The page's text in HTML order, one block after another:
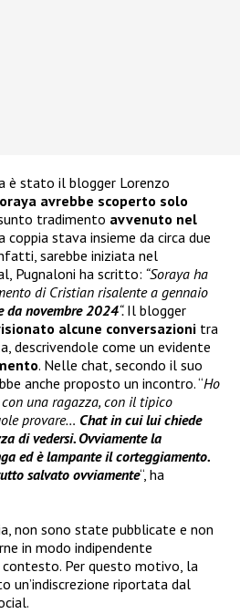
è stato il blogger Lorenzo
avrebbe scoperto solo
tradimento avvenuto nel
coppia stava insieme da circa due
sarebbe iniziata nel
Pugnaloni ha scritto: “Soraya ha
di Cristian risalente a gennaio
da novembre 2024“. Il blogger
alcune conversazioni tra
descrivendole come un evidente
. Nelle chat, secondo il suo
anche proposto un incontro. “Ho
una ragazza, con il tipico
provare… Chat in cui lui chiede
di vedersi. Ovviamente la
ed è lampante il corteggiamento.
salvato ovviamente“, ha
non sono state pubblicate e non
in modo indipendente
Per questo motivo, la
un’indiscrezione riportata dal